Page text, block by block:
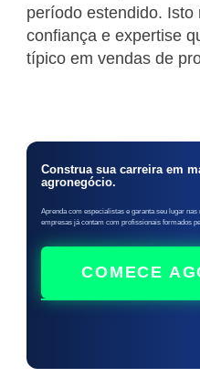
período estendido. Isto
confiança e expertise
típico em vendas de
Construa sua carreira em
agronegócio.
Aprenda com especialistas e garanta seu lugar
empresas já contam com profissionais formados
COMECE